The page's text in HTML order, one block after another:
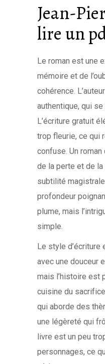
Jean-
lire un
Le roman est une
mémoire et de
cohérence.
authentique, qui
L’écriture gratuit
trop fleurie, ce qui
confuse. Un
de la perte et de
subtilité
profondeur
plume, mais
simple.
Le style d’écriture
avec une douceur
mais l’histoire est
cuisine du
qui aborde des
une légèreté qui
livre est un peu
personnages, ce